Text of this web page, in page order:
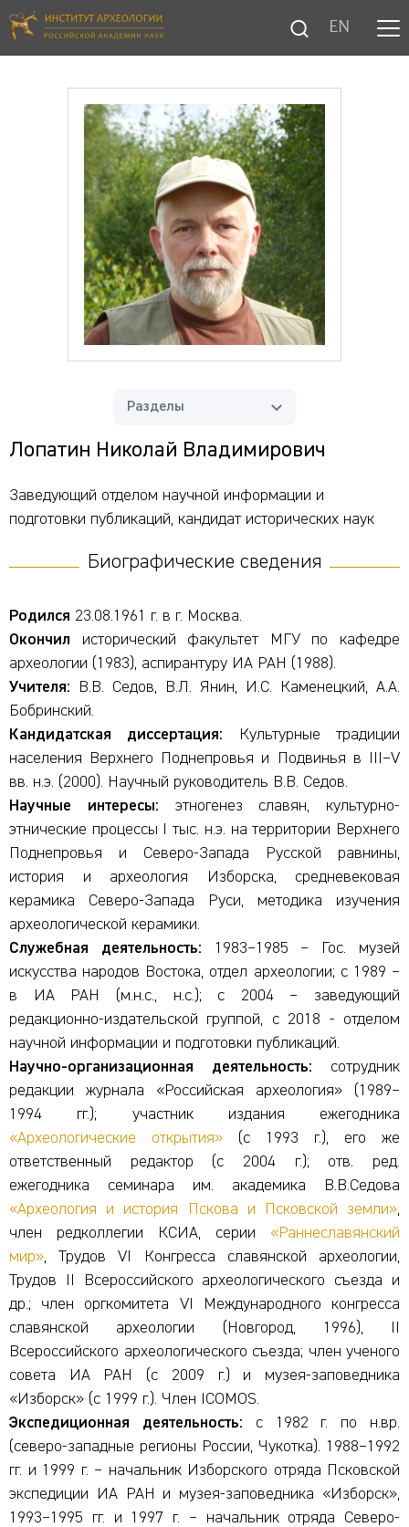
EN
Разделы
Лопатин Николай Владимирович
Заведующий отделом научной информации и
подготовки публикаций, кандидат исторических наук
Биографические сведения
Родился 23.08.1961 г. в г. Москва.
Окончил исторический факультет МГУ по кафедре
археологии (1983), аспирантуру ИА РАН (1988).
Учителя: В.В. Седов, В.Л. Янин, И.С. Каменецкий, А.А.
Бобринский.
Кандидатская диссертация: Культурные традиции
населения Верхнего Поднепровья и Подвинья в III–V
вв. н.э. (2000). Научный руководитель В.В. Седов.
Научные интересы: этногенез славян, культурно-
этнические процессы I тыс. н.э. на территории Верхнего
Поднепровья и Северо-Запада Русской равнины,
история и археология Изборска, средневековая
керамика Северо-Запада Руси, методика изучения
археологической керамики.
Служебная деятельность: 1983–1985 – Гос. музей
искусства народов Востока, отдел археологии; с 1989 –
в ИА РАН (м.н.с., н.с.); c 2004 – заведующий
редакционно-издательской группой, с 2018 - отделом
научной информации и подготовки публикаций.
Научно-организационная деятельность: сотрудник
редакции журнала «Российская археология» (1989–
1994 гг.); участник издания ежегодника
«Археологические открытия» (с 1993 г.), его же
ответственный редактор (с 2004 г.); отв. ред.
ежегодника семинара им. академика В.В.Седова
«Археология и история Пскова и Псковской земли»,
член редколлегии КСИА, серии «Раннеславянский
мир», Трудов VI Конгресса славянской археологии,
Трудов II Всероссийского археологического съезда и
др.; член оргкомитета VI Международного конгресса
славянской археологии (Новгород, 1996), II
Всероссийского археологического съезда; член ученого
совета ИА РАН (с 2009 г.) и музея-заповедника
«Изборск» (с 1999 г.). Член ICOMOS.
Экспедиционная деятельность: с 1982 г. по н.вр.
(северо-западные регионы России, Чукотка). 1988–1992
гг. и 1999 г. – начальник Изборского отряда Псковской
экспедиции ИА РАН и музея-заповедника «Изборск»,
1993–1995 гг. и 1997 г. – начальник отряда Северо-